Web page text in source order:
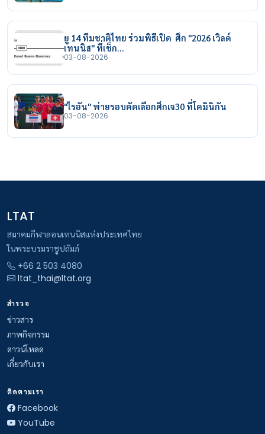
ยู 14 ทีมชาติไทย ร่วมพิธีเปิด ศึก "2026 เวิลด์
เทนนิส" ที่เช็ก…
03-08-2026
"ไรอัน" พ่ายรอบคัดเลือกศึกเจ30 ที่โดมินิกัน
03-08-2026
LTAT
สมาคมกีฬาลอนเทนนิสแห่งประเทศไทย
ในพระบรมราชูปถัมภ์
+66 2 503 4080
ltat_thai@ltat.org
สำรวจ
ข่าวสาร
ภาพกิจกรรม
ดาวน์โหลด
เกี่ยวกับเรา
ติดตามเรา
Facebook
YouTube